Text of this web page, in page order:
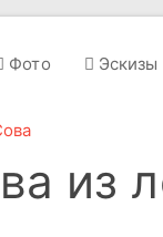
Фото Эскизы
из